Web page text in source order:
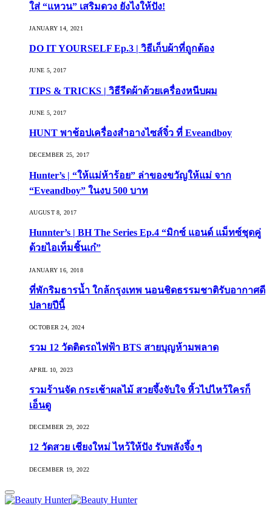
ใส่ “แหวน” เสริมดวง ยังไงให้ปัง!
JANUARY 14, 2021
DO IT YOURSELF Ep.3 | วิธีเก็บผ้าที่ถูกต้อง
JUNE 5, 2017
TIPS & TRICKS | วิธีรีดผ้าด้วยเครื่องหนีบผม
JUNE 5, 2017
HUNT พาช้อปเครื่องสำอางไซส์จิ๋ว ที่ Eveandboy
DECEMBER 25, 2017
Hunter’s | “ให้แม่ห้าร้อย” ล่าของขวัญให้แม่ จาก
“Eveandboy” ในงบ 500 บาท
AUGUST 8, 2017
Hunnter’s | BH The Series Ep.4 “มิกซ์ แอนด์ แม็ทซ์ชุดคู่
ด้วยไอเท็มชิ้นเก๋”
JANUARY 16, 2018
ที่พักริมธารน้ำ ใกล้กรุงเทพ นอนชิดธรรมชาติรับอากาศดี
ปลายปีนี้
OCTOBER 24, 2024
รวม 12 วัดติดรถไฟฟ้า BTS สายบุญห้ามพลาด
APRIL 10, 2023
รวมร้านจัด กระเช้าผลไม้ สวยจึ้งจับใจ หิ้วไปไหว้ใครก็
เอ็นดู
DECEMBER 29, 2022
12 วัดสวย เชียงใหม่ ไหว้ให้ปัง รับพลังจึ้ง ๆ
DECEMBER 19, 2022